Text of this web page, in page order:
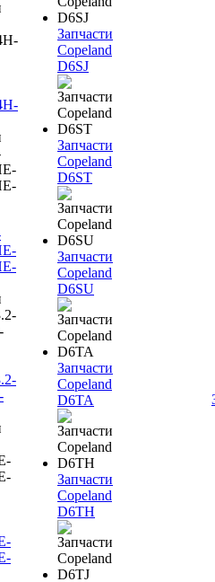
Запчасти
Copeland
D6SJ
Запчасти
Copeland
D6ST
Запчасти
Copeland
D6SU
Запчасти
Copeland
D6TA
Запчасти
Copeland
D6TH